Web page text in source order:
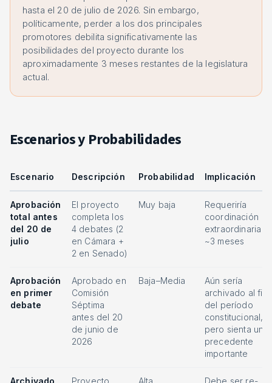
hasta el 20 de julio de 2026. Sin embargo,
políticamente, perder a los dos principales
promotores debilita significativamente las
posibilidades del proyecto durante los
aproximadamente 3 meses restantes de la legislatura
actual.
Escenarios y Probabilidades
Escenario Descripción Probabilidad Implicación
Aprobación
total antes
del 20 de
julio
El proyecto
completa los
4 debates (2
en Cámara +
2 en Senado)
Muy baja
Requeriría
coordinación
extraordinaria
~3 meses
Aprobación
en primer
debate
Aprobado en
Comisión
Séptima
antes del 20
de junio de
2026
Baja–Media
Aún sería
archivado al
del período
constitucional,
pero sienta un
precedente
importante
Archivado
Proyecto
Alta
Debe ser re-